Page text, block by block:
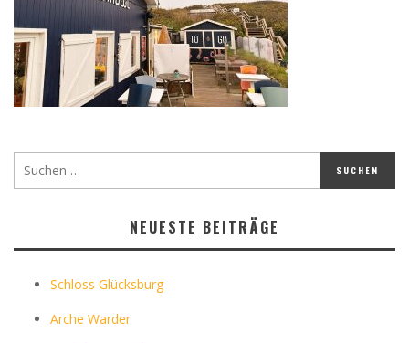
NEUESTE BEITRÄGE
Schloss Glücksburg
Arche Warder